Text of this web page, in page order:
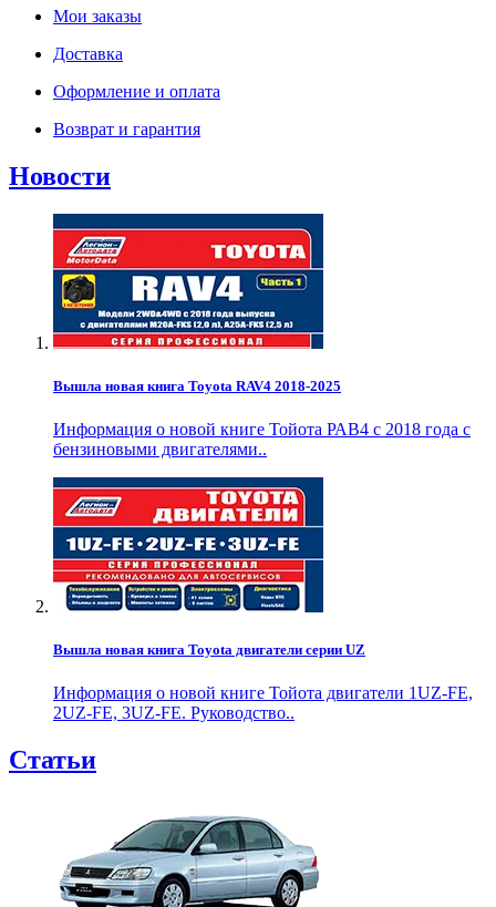
Мои заказы
Доставка
Оформление и оплата
Возврат и гарантия
Новости
Вышла новая книга Toyota RAV4 2018-2025
Информация о новой книге Тойота РАВ4 с 2018 года с
бензиновыми двигателями..
Вышла новая книга Toyota двигатели серии UZ
Информация о новой книге Тойота двигатели 1UZ-FE,
2UZ-FE, 3UZ-FE. Руководство..
Статьи